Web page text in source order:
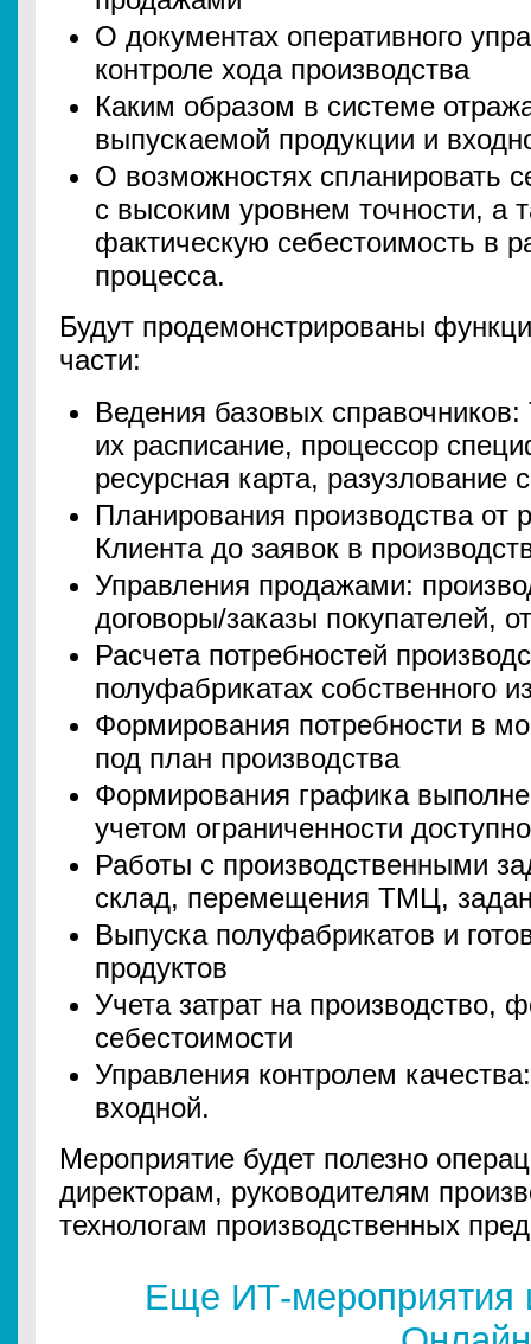
О документах оперативного
контроле хода производства
Каким образом в системе
выпускаемой продукции и
О возможностях спланировать
с высоким уровнем точности, а
фактическую себестоимость в
процесса.
Будут продемонстрированы
части:
Ведения базовых
их расписание, процессор
ресурсная карта, разузлование
Планирования производства от
Клиента до заявок в
Управления продажами:
договоры/заказы покупателей,
Расчета потребностей
полуфабрикатах собственного
Формирования потребности в
под план производства
Формирования графика
учетом ограниченности
Работы с производственными
склад, перемещения ТМЦ,
Выпуска полуфабрикатов и
продуктов
Учета затрат на производство,
себестоимости
Управления контролем
входной.
Мероприятие будет полезно
директорам, руководителям
технологам производственных
Еще ИТ-мероприятия